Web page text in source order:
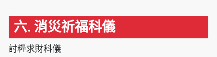
六. 消災祈福科儀
討糧求財科儀